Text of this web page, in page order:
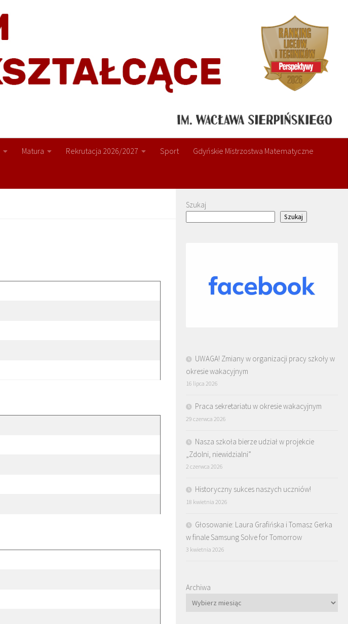
Matura Rekrutacja 2026/2027 Sport Gdyńskie Mistrzostwa Matematyczne
Szukaj
Szukaj
UWAGA! Zmiany w organizacji pracy szkoły w
okresie wakacyjnym
16 lipca 2026
Praca sekretariatu w okresie wakacyjnym
29 czerwca 2026
Nasza szkoła bierze udział w projekcie
„Zdolni, niewidzialni”
2 czerwca 2026
Historyczny sukces naszych uczniów!
18 kwietnia 2026
Głosowanie: Laura Grafińska i Tomasz Gerka
w finale Samsung Solve for Tomorrow
3 kwietnia 2026
Archiwa